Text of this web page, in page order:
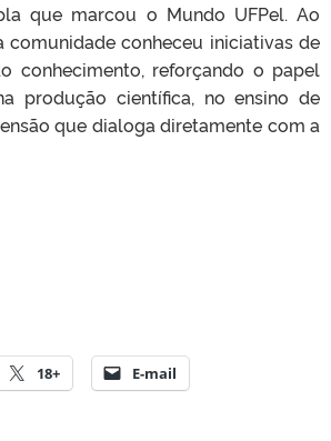
que marcou o Mundo UFPel. Ao
comunidade conheceu iniciativas de
conhecimento, reforçando o papel
produção científica, no ensino de
que dialoga diretamente com a
18+ E-mail